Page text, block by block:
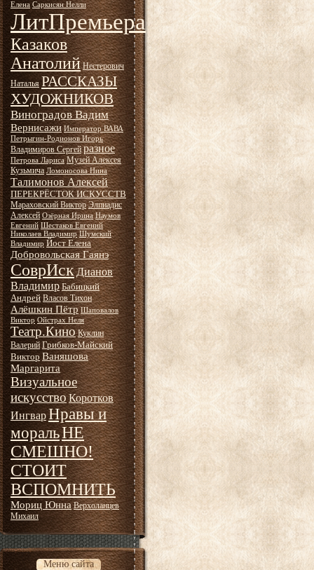
Елена Саркисян Нелли
ЛитПремьера
Казаков
Анатолий Нестерович
Наталья РАССКАЗЫ
ХУДОЖНИКОВ
Виноградов Вадим
Вернисажи Император ВАВА
Петрыгин-Родионов Игорь
Владимиров Сергей разное
Петрова Лариса Музей Алексея
Кузьмича Ломоносова Нина
Талимонов Алексей
ПЕРЕКРЁСТОК ИСКУССТВ
Мараховский Виктор Элпиадис
Алексей Озёрная Ирина Наумов
Евгений Шестаков Евгений
Николаев Владимир Шумский
Владимир Йост Елена
Добровольская Гаянэ
СоврИскДианов
Владимир Бабицкий
Андрей Власов Тихон
Алёшкин Пётр Шаповалов
Виктор Ойстрах Неля
Театр.Кино Куклин
Валерий Грибков-Майский
Виктор Ваняшова
Маргарита
Визуальное
искусствоКоротков
ИнгварНравы и
моральНЕ
СМЕШНО!
СТОИТ
ВСПОМНИТЬ
Мориц Юнна Верхоланцев
Михаил
Меню сайта